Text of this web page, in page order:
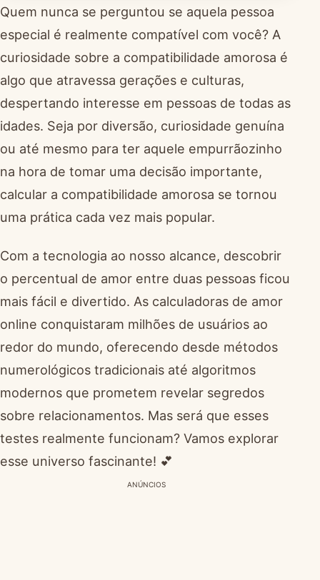
Quem nunca se perguntou se aquela pessoa
especial é realmente compatível com você? A
curiosidade sobre a compatibilidade amorosa é
algo que atravessa gerações e culturas,
despertando interesse em pessoas de todas as
idades. Seja por diversão, curiosidade genuína
ou até mesmo para ter aquele empurrãozinho
na hora de tomar uma decisão importante,
calcular a compatibilidade amorosa se tornou
uma prática cada vez mais popular.
Com a tecnologia ao nosso alcance, descobrir
o percentual de amor entre duas pessoas ficou
mais fácil e divertido. As calculadoras de amor
online conquistaram milhões de usuários ao
redor do mundo, oferecendo desde métodos
numerológicos tradicionais até algoritmos
modernos que prometem revelar segredos
sobre relacionamentos. Mas será que esses
testes realmente funcionam? Vamos explorar
esse universo fascinante! 💕
ANÚNCIOS